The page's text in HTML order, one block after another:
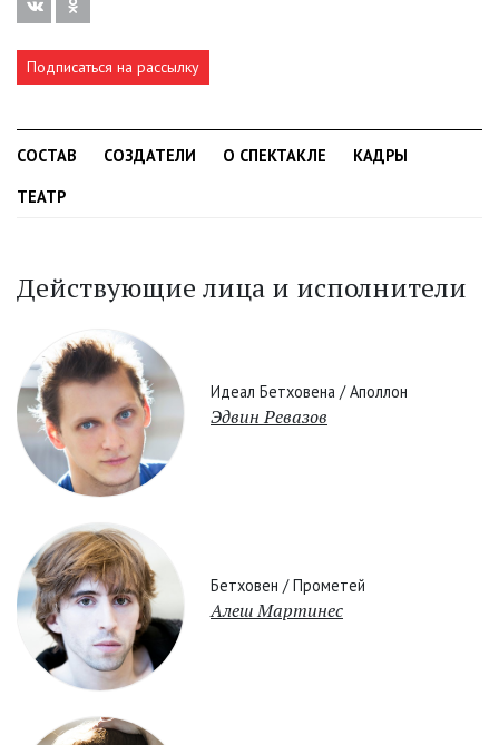
Подписаться на рассылку
СОСТАВ СОЗДАТЕЛИ О СПЕКТАКЛЕ
КАДРЫ
ТЕАТР
Действующие лица и исполнители
Идеал Бетховена / Аполлон
Эдвин Ревазов
Бетховен / Прометей
Алеш Мартинес